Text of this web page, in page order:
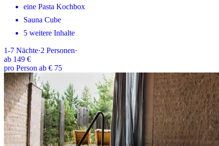
eine Pasta Kochbox
Sauna Cube
5 weitere Inhalte
1-7 Nächte·2 Personen·
ab 149 €
pro Person ab € 75